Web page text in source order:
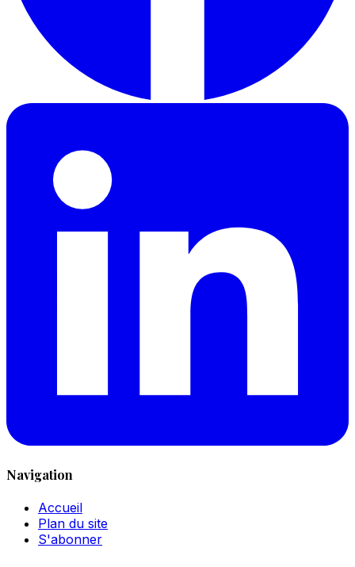
Navigation
Accueil
Plan du site
S'abonner